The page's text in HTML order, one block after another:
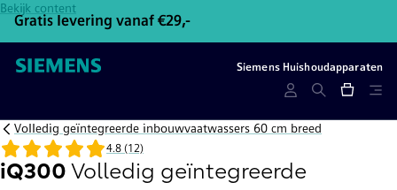
Bekijk content
Gratis levering vanaf €29,-
Siemens Huishoudapparaten
Volledig geïntegreerde inbouwvaatwassers 60 cm breed
iQ300 Volledig geïntegreerde
4.8 (12)